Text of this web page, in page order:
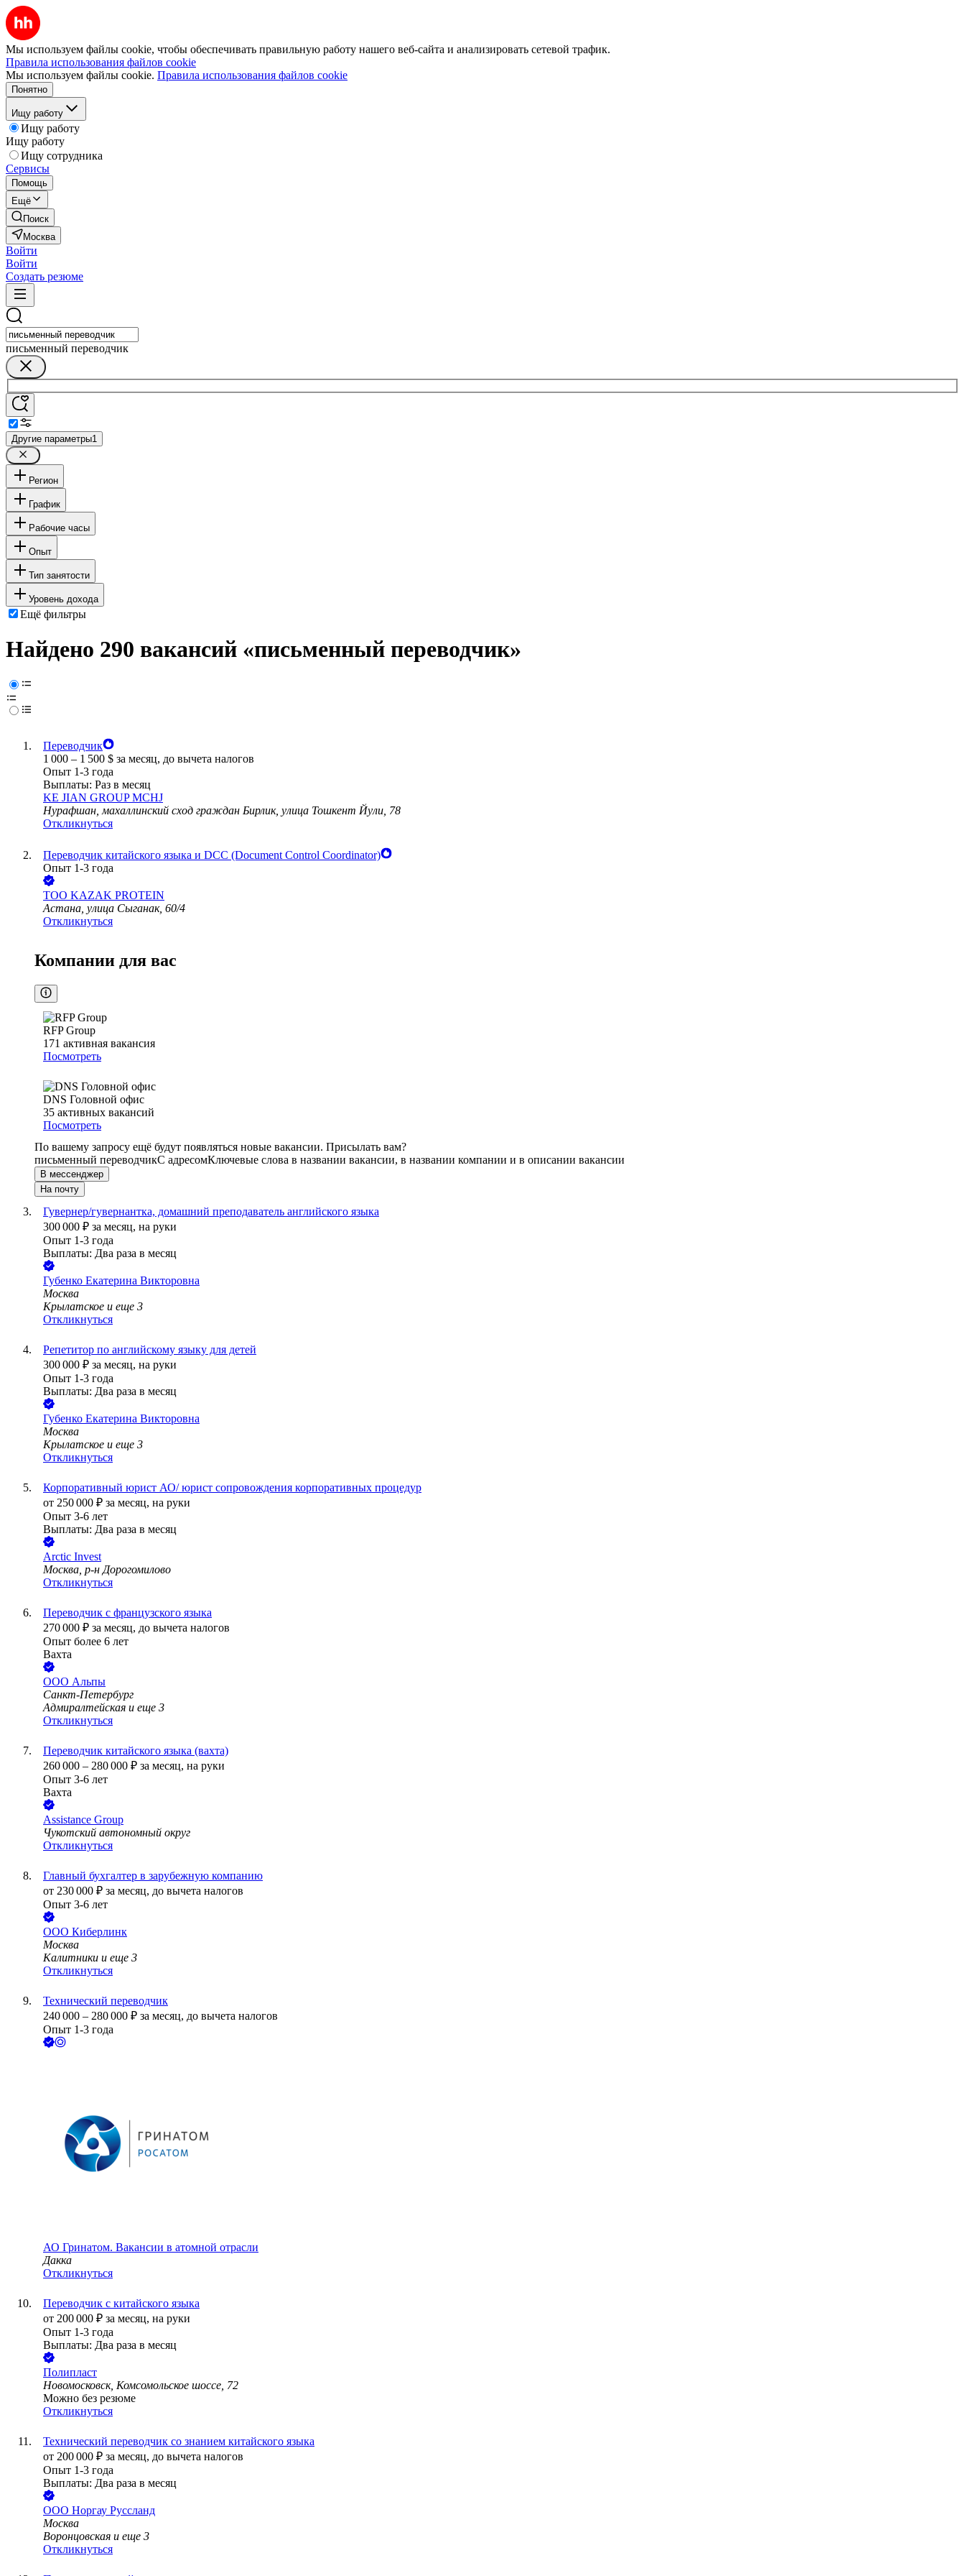
Мы используем файлы cookie, чтобы обеспечивать правильную работу нашего веб-сайта и анализировать сетевой трафик.
Правила использования файлов cookie
Мы используем файлы cookie. Правила использования файлов cookie
Понятно
Ищу работу
Ищу работу
Ищу работу
Ищу сотрудника
Сервисы
Помощь
Ещё
Поиск
Москва
Войти
Войти
Создать резюме
письменный переводчик
Другие параметры1
Регион
График
Рабочие часы
Опыт
Тип занятости
Уровень дохода
Ещё фильтры
Найдено 290 вакансий «письменный переводчик»
Переводчик
1 000 – 1 500 $ за месяц, до вычета налогов
Опыт 1-3 года
Выплаты: Раз в месяц
KE JIAN GROUP MCHJ
Нурафшан, махаллинский сход граждан Бирлик, улица Тошкент Йули, 78
Откликнуться
Переводчик китайского языка и DCC (Document Control Coordinator)
Опыт 1-3 года
ТОО KAZAK PROTEIN
Астана, улица Сыганак, 60/4
Откликнуться
Компании для вас
RFP Group
171 активная вакансия
Посмотреть
DNS Головной офис
35 активных вакансий
Посмотреть
По вашему запросу ещё будут появляться новые вакансии. Присылать вам?
письменный переводчикС адресомКлючевые слова в названии вакансии, в названии компании и в описании вакансии
В мессенджер
На почту
Гувернер/гувернантка, домашний преподаватель английского языка
300 000 ₽ за месяц, на руки
Опыт 1-3 года
Выплаты: Два раза в месяц
Губенко Екатерина Викторовна
Москва
Крылатское и еще 3
Откликнуться
Репетитор по английскому языку для детей
300 000 ₽ за месяц, на руки
Опыт 1-3 года
Выплаты: Два раза в месяц
Губенко Екатерина Викторовна
Москва
Крылатское и еще 3
Откликнуться
Корпоративный юрист АО/ юрист сопровождения корпоративных процедур
от 250 000 ₽ за месяц, на руки
Опыт 3-6 лет
Выплаты: Два раза в месяц
Arctic Invest
Москва, р-н Дорогомилово
Откликнуться
Переводчик с французского языка
270 000 ₽ за месяц, до вычета налогов
Опыт более 6 лет
Вахта
ООО Альпы
Санкт-Петербург
Адмиралтейская и еще 3
Откликнуться
Переводчик китайского языка (вахта)
260 000 – 280 000 ₽ за месяц, на руки
Опыт 3-6 лет
Вахта
Assistance Group
Чукотский автономный округ
Откликнуться
Главный бухгалтер в зарубежную компанию
от 230 000 ₽ за месяц, до вычета налогов
Опыт 3-6 лет
ООО Киберлинк
Москва
Калитники и еще 3
Откликнуться
Технический переводчик
240 000 – 280 000 ₽ за месяц, до вычета налогов
Опыт 1-3 года
АО Гринатом. Вакансии в атомной отрасли
Дакка
Откликнуться
Переводчик с китайского языка
от 200 000 ₽ за месяц, на руки
Опыт 1-3 года
Выплаты: Два раза в месяц
Полипласт
Новомосковск, Комсомольское шоссе, 72
Можно без резюме
Откликнуться
Технический переводчик со знанием китайского языка
от 200 000 ₽ за месяц, до вычета налогов
Опыт 1-3 года
Выплаты: Два раза в месяц
ООО Норгау Руссланд
Москва
Воронцовская и еще 3
Откликнуться